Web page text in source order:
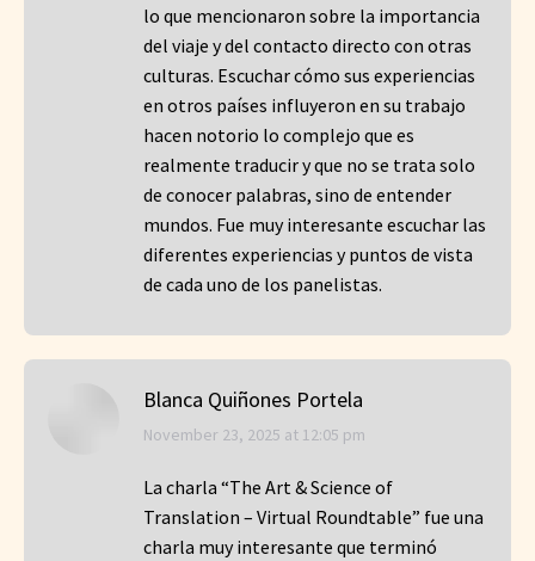
lo que mencionaron sobre la importancia
del viaje y del contacto directo con otras
culturas. Escuchar cómo sus experiencias
en otros países influyeron en su trabajo
hacen notorio lo complejo que es
realmente traducir y que no se trata solo
de conocer palabras, sino de entender
mundos. Fue muy interesante escuchar las
diferentes experiencias y puntos de vista
de cada uno de los panelistas.
Blanca Quiñones Portela
says:
November 23, 2025 at 12:05 pm
La charla “The Art & Science of
Translation – Virtual Roundtable” fue una
charla muy interesante que terminó